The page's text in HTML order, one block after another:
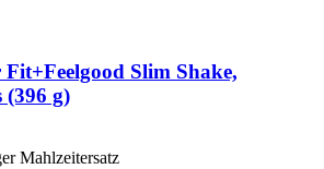
Fit+Feelgood Slim Shake,
(396 g)
Mahlzeitersatz